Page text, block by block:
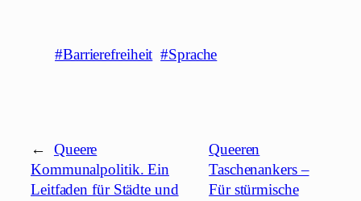
#Barrierefreiheit #Sprache
←
Queere
Kommunalpolitik. Ein
Leitfaden für Städte und
Queeren
Taschenankers –
Für stürmische